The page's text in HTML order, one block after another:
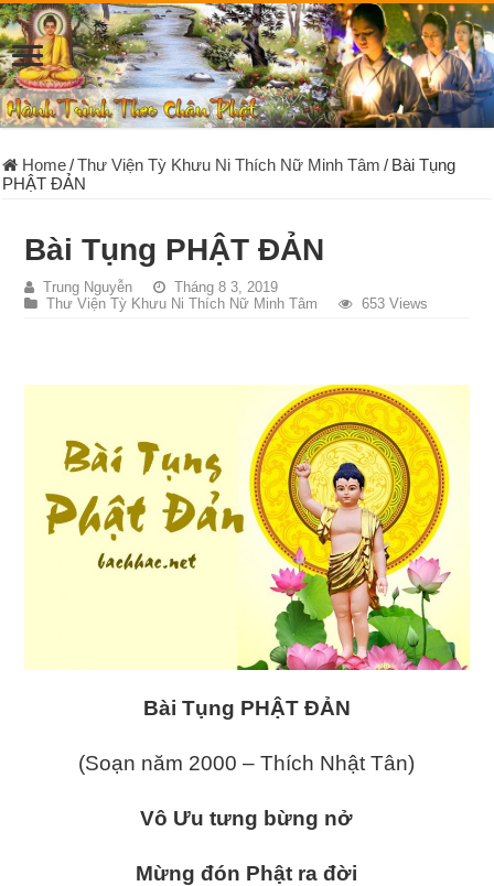
Home/Thư Viện Tỳ Khưu Ni Thích Nữ Minh Tâm / Bài Tụng
PHẬT ĐẢN
Bài Tụng PHẬT ĐẢN
Trung Nguyễn
Tháng 8 3, 2019
Thư Viện Tỳ Khưu Ni Thích Nữ Minh Tâm
653 Views
Bài Tụng PHẬT ĐẢN
(Soạn năm 2000 – Thích Nhật Tân)
Vô Ưu tưng bừng nở
Mừng đón Phật ra đời